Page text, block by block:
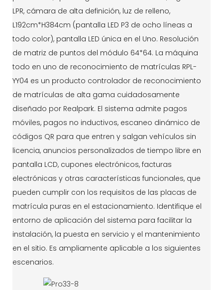
LPR, cámara de alta definición, luz de relleno,
L192cm*H384cm (pantalla LED P3 de ocho líneas a
todo color), pantalla LED única en el Uno. Resolución
de matriz de puntos del módulo 64*64. La máquina
todo en uno de reconocimiento de matrículas RPL-
YY04 es un producto controlador de reconocimiento
de matrículas de alta gama cuidadosamente
diseñado por Realpark. El sistema admite pagos
móviles, pagos no inductivos, escaneo dinámico de
códigos QR para que entren y salgan vehículos sin
licencia, anuncios personalizados de tiempo libre en
pantalla LCD, cupones electrónicos, facturas
electrónicas y otras características funcionales, que
pueden cumplir con los requisitos de las placas de
matrícula puras en el estacionamiento. Identifique el
entorno de aplicación del sistema para facilitar la
instalación, la puesta en servicio y el mantenimiento
en el sitio. Es ampliamente aplicable a los siguientes
escenarios.